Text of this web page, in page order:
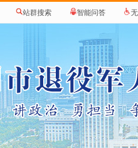
站群搜索 智能问答